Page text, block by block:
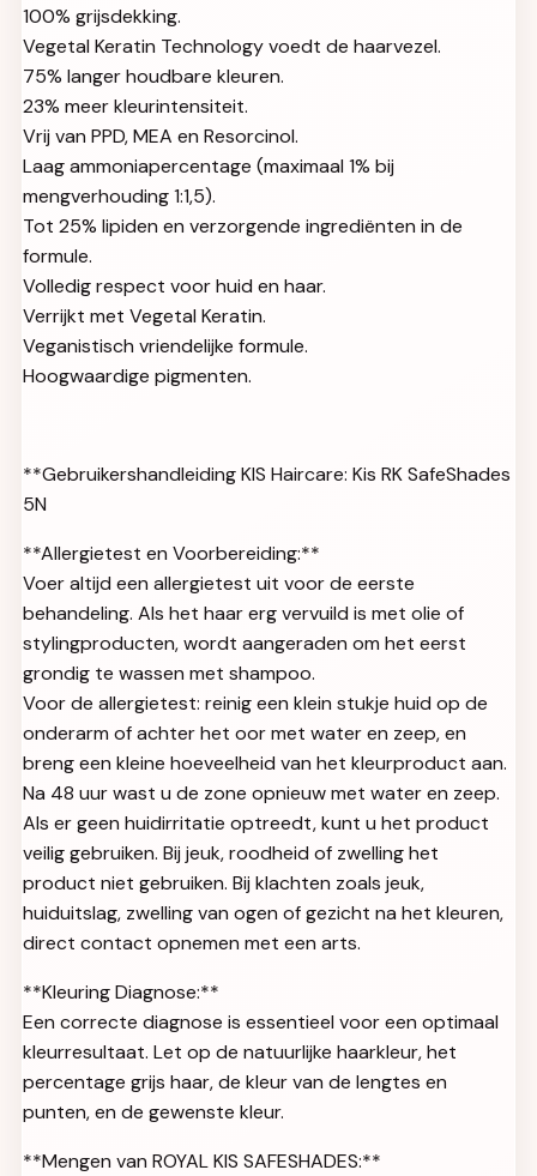
100% grijsdekking.
Vegetal Keratin Technology voedt de haarvezel.
75% langer houdbare kleuren.
23% meer kleurintensiteit.
Vrij van PPD, MEA en Resorcinol.
Laag ammoniapercentage (maximaal 1% bij
mengverhouding 1:1,5).
Tot 25% lipiden en verzorgende ingrediënten in de
formule.
Volledig respect voor huid en haar.
Verrijkt met Vegetal Keratin.
Veganistisch vriendelijke formule.
Hoogwaardige pigmenten.
**Gebruikershandleiding KIS Haircare: Kis RK SafeShades
5N
**Allergietest en Voorbereiding:**
Voer altijd een allergietest uit voor de eerste
behandeling. Als het haar erg vervuild is met olie of
stylingproducten, wordt aangeraden om het eerst
grondig te wassen met shampoo.
Voor de allergietest: reinig een klein stukje huid op de
onderarm of achter het oor met water en zeep, en
breng een kleine hoeveelheid van het kleurproduct aan.
Na 48 uur wast u de zone opnieuw met water en zeep.
Als er geen huidirritatie optreedt, kunt u het product
veilig gebruiken. Bij jeuk, roodheid of zwelling het
product niet gebruiken. Bij klachten zoals jeuk,
huiduitslag, zwelling van ogen of gezicht na het kleuren,
direct contact opnemen met een arts.
**Kleuring Diagnose:**
Een correcte diagnose is essentieel voor een optimaal
kleurresultaat. Let op de natuurlijke haarkleur, het
percentage grijs haar, de kleur van de lengtes en
punten, en de gewenste kleur.
**Mengen van ROYAL KIS SAFESHADES:**